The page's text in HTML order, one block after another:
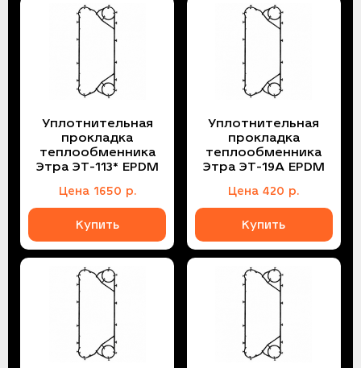
Уплотнительная
прокладка
теплообменника
Этра ЭТ-113* EPDM
Цена 1650 р.
Купить
Уплотнительная
прокладка
теплообменника
Этра ЭТ-19A EPDM
Цена420 р.
Купить